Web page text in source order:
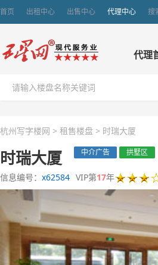
首页 出租中心 出售中心 代理中心 搜
代理
杭州写字楼网 > 租售楼盘 > 时瑞大厦
时瑞大厦 中介广告 拱墅区
信息编号： x62584 VIP第17年